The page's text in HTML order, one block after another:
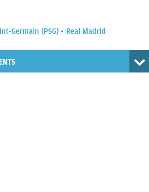
Germain (PSG) Real Madrid